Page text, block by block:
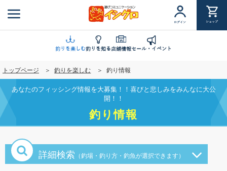
ン
に
移
動
ログイン ショップ
釣りを楽しむ釣りを知る店舗情報セール・イベント
トップページ 釣りを楽しむ 釣り情報
あなたのフィッシング情報を大募集！！喜びと悲しみをみんなに大公
開！！
釣り情報
詳細検索 （釣場・釣り方・釣魚が選択できます）